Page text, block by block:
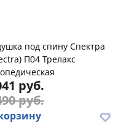
под спину Спектра
П04 Трелакс
руб.
руб.